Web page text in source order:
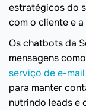
estratégicos do
com o cliente e
Os chatbots da
mensagens como
serviço de e-
para manter
nutrindo leads e